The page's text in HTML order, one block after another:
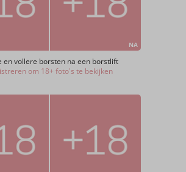
NA
en vollere borsten na een borstlift
om 18+ foto's te bekijken